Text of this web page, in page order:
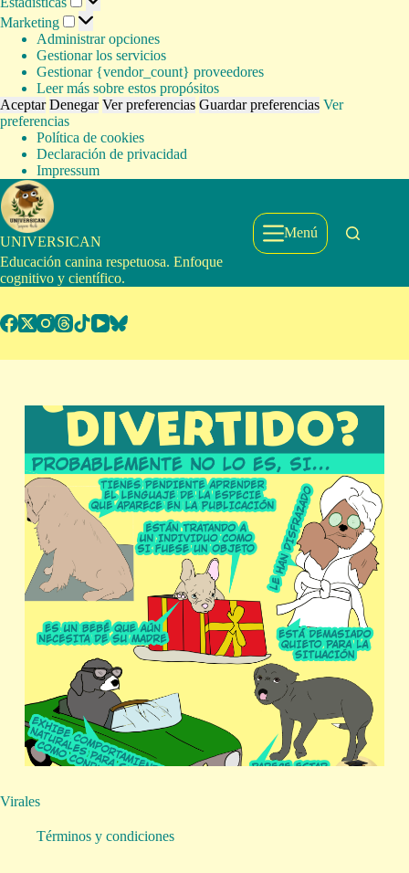
Marketing Marketing
Administrar opciones
Gestionar los servicios
Gestionar {vendor_count} proveedores
Leer más sobre estos propósitos
Aceptar Denegar Ver preferencias Guardar preferencias Ver
preferencias
Política de cookies
Declaración de privacidad
Impressum
Saltar
al
contenido
UNIVERSICAN
Educación canina respetuosa. Enfoque
cognitivo y científico.
Menú
Virales
Términos y condiciones